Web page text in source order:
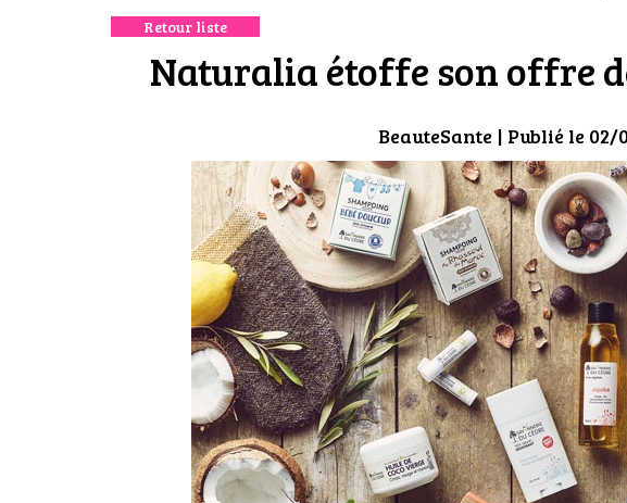
Retour liste
Naturalia étoffe son offre
BeauteSante | Publié le 02/